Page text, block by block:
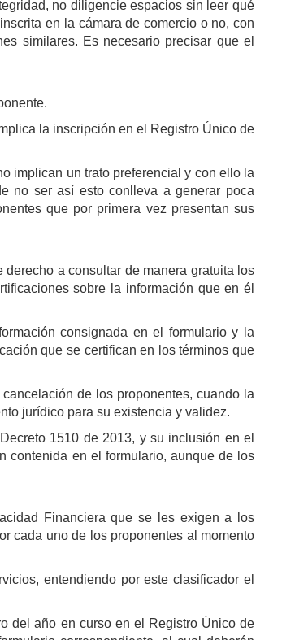
no diligencie espacios sin leer qué
en la cámara de comercio o no, con
similares. Es necesario precisar que el
la inscripción en el Registro Único de
implican un trato preferencial y con ello la
no ser así esto conlleva a generar poca
que por primera vez presentan sus
a consultar de manera gratuita los
sobre la información que en él
consignada en el formulario y la
que se certifican en los términos que
de los proponentes, cuando la
jurídico para su existencia y validez.
1510 de 2013, y su inclusión en el
contenida en el formulario, aunque de los
Financiera que se les exigen a los
cada uno de los proponentes al momento
entendiendo por este clasificador el
del año en curso en el Registro Único de